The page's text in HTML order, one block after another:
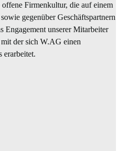
Firmenkultur, die auf einem
gegenüber Geschäftspartnern
Engagement unserer Mitarbeiter
der sich W.AG einen
erarbeitet.